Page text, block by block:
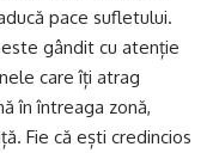
pace sufletului.
gândit cu atenție
care îți atrag
în întreaga zonă,
Fie că ești credincios